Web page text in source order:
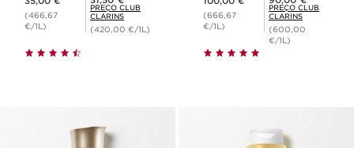
(466,67
€/1L)
PREÇO CLUB
CLARINS
(420,00 €/1L)
(666,67
€/1L)
PREÇO CLUB
CLARINS
(600,00
€/1L)